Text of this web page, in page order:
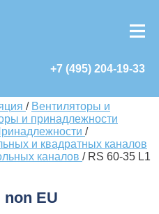
+7 (495) 204-19-33
/ Вентиляторы и
и принадлежности
/
и квадратных каналов
каналов / RS 60-35 L1
non EU